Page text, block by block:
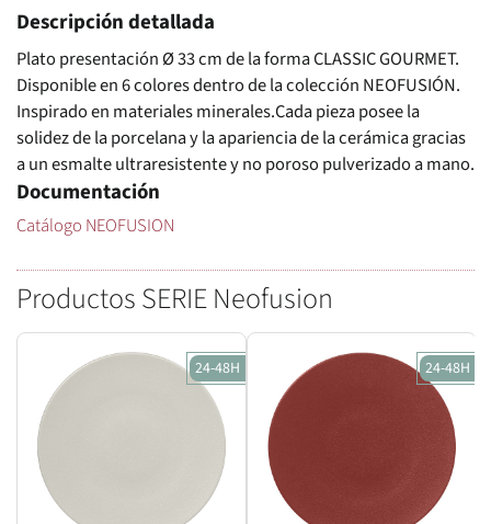
Descripción detallada
Plato presentación Ø 33 cm de la forma CLASSIC GOURMET.
Disponible en 6 colores dentro de la colección NEOFUSIÓN.
Inspirado en materiales minerales.Cada pieza posee la
solidez de la porcelana y la apariencia de la cerámica gracias
a un esmalte ultraresistente y no poroso pulverizado a mano.
Documentación
Catálogo NEOFUSION
Productos SERIE Neofusion
24-48H 24-48H